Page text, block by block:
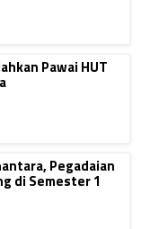
Pawai HUT
Pegadaian
di Semester 1